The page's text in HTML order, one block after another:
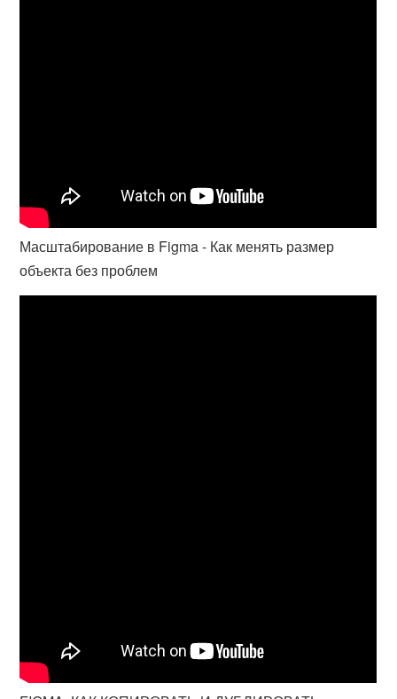
Масштабирование в Figma - Как менять размер
объекта без проблем